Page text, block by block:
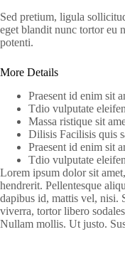
Sed pretium, ligula
eget blandit nunc tortor eu
potenti.
More Details
Praesent id enim sit
Tdio vulputate
Massa ristique sit
Dilisis Facilisis quis
Praesent id enim sit
Tdio vulputate
Lorem ipsum dolor sit
hendrerit. Pellentesque
dapibus id, mattis vel, nisi.
viverra, tortor libero
Nullam mollis. Ut justo.